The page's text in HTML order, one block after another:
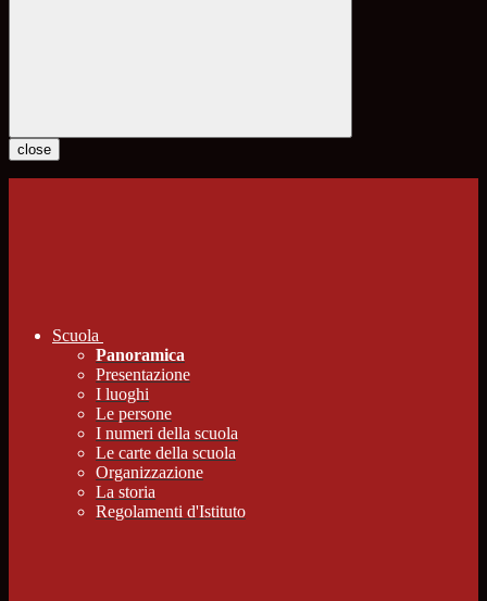
close
Scuola
Panoramica
Presentazione
I luoghi
Le persone
I numeri della scuola
Le carte della scuola
Organizzazione
La storia
Regolamenti d'Istituto